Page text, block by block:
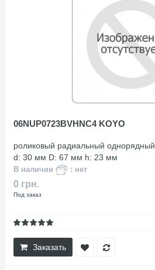
06NUP0723BVHNC4 KOYO
роликовый радиальный однорядный
d: 30 мм D: 67 мм h: 23 мм
В наличии : нет
0 грн.
Под заказ
Заказать